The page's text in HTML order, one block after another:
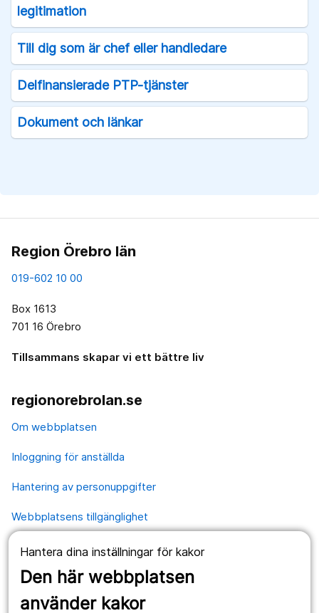
Hantera dina inställningar för kakor
Den här webbplatsen
använder kakor
legitimation
Till dig som är chef eller handledare
Delfinansierade PTP-tjänster
Dokument och länkar
Region Örebro län
019-602 10 00
Box 1613
701 16 Örebro
Tillsammans skapar vi ett bättre liv
regionorebrolan.se
Om webbplatsen
Inloggning för anställda
Hantering av personuppgifter
Webbplatsens tillgänglighet
Våra webbplatser
1177.se